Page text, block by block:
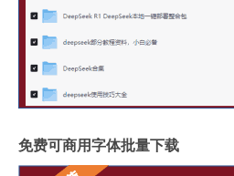
免费可商用字体批量下载